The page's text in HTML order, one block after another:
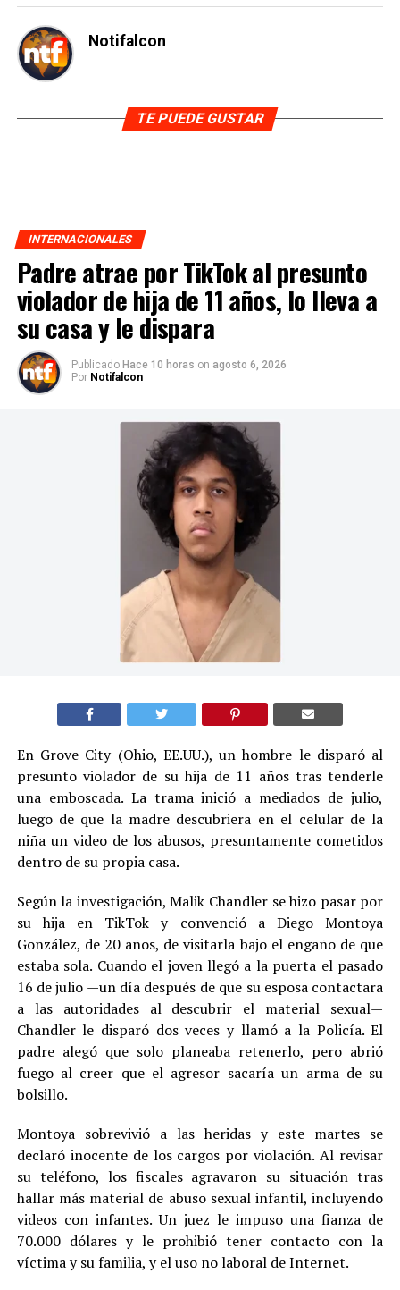
Notifalcon
TE PUEDE GUSTAR
INTERNACIONALES
Padre atrae por TikTok al presunto
violador de hija de 11 años, lo lleva a
su casa y le dispara
Publicado Hace 10 horas on agosto 6, 2026
Por Notifalcon
En Grove City (Ohio, EE.UU.), un hombre le disparó al
presunto violador de su hija de 11 años tras tenderle
una emboscada. La trama inició a mediados de julio,
luego de que la madre descubriera en el celular de la
niña un video de los abusos, presuntamente cometidos
dentro de su propia casa.
Según la investigación, Malik Chandler se hizo pasar por
su hija en TikTok y convenció a Diego Montoya
González, de 20 años, de visitarla bajo el engaño de que
estaba sola. Cuando el joven llegó a la puerta el pasado
16 de julio —un día después de que su esposa contactara
a las autoridades al descubrir el material sexual—
Chandler le disparó dos veces y llamó a la Policía. El
padre alegó que solo planeaba retenerlo, pero abrió
fuego al creer que el agresor sacaría un arma de su
bolsillo.
Montoya sobrevivió a las heridas y este martes se
declaró inocente de los cargos por violación. Al revisar
su teléfono, los fiscales agravaron su situación tras
hallar más material de abuso sexual infantil, incluyendo
videos con infantes. Un juez le impuso una fianza de
70.000 dólares y le prohibió tener contacto con la
víctima y su familia, y el uso no laboral de Internet.